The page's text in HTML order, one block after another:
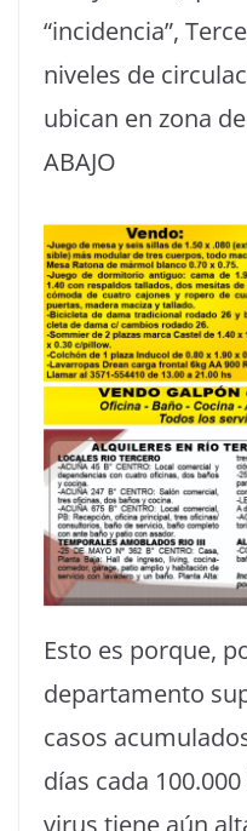
“incidencia”,
niveles de
ubican en zona
ABAJO
Esto es porque,
departamento
casos
días cada